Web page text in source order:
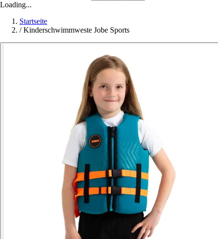
Loading...
Startseite
/ Kinderschwimmweste Jobe Sports